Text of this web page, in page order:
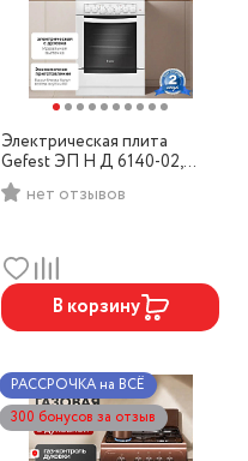
Электрическая плита
Gefest ЭП Н Д 6140-02,
белыйнет отзывов
В корзину
РАССРОЧКА на ВСЁ
300 бонусов за отзыв